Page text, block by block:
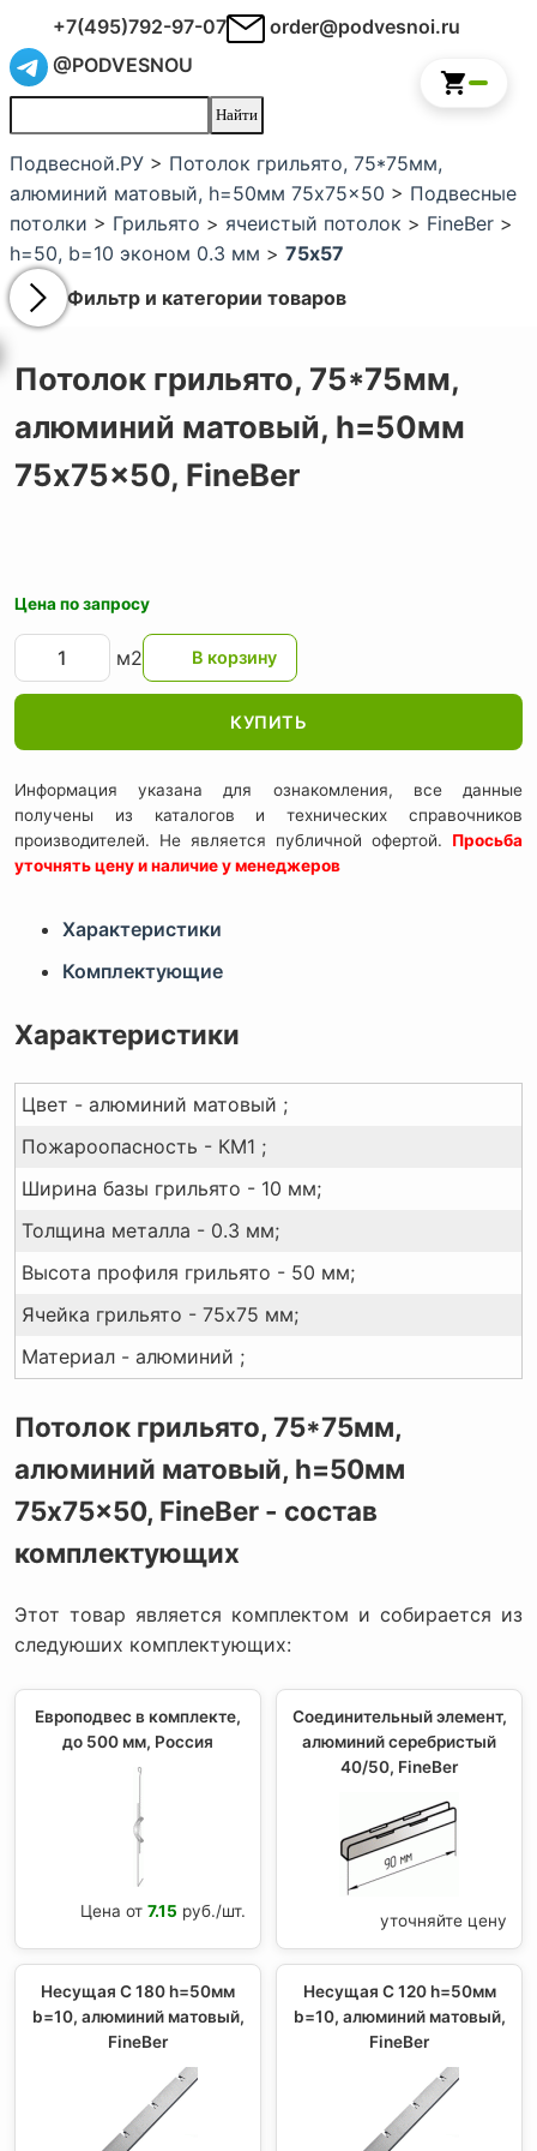
+7(495)792-97-07
order@podvesnoi.ru
@PODVESNOU
Подвесной.РУ > Потолок грильято, 75*75мм,
алюминий матовый, h=50мм 75x75x50 > Подвесные
потолки > Грильято > ячеистый потолок > FineBer >
h=50, b=10 эконом 0.3 мм > 75х57
Фильтр и категории товаров
Потолок грильято, 75*75мм,
алюминий матовый, h=50мм
75x75x50, FineBer
Цена по запросу
м2
КУПИТЬ
Информация указана для ознакомления, все данные
получены из каталогов и технических справочников
производителей. Не является публичной офертой. Просьба
уточнять цену и наличие у менеджеров
Характеристики
Комплектующие
Характеристики
Цвет - алюминий матовый ;
Пожароопасность - КМ1 ;
Ширина базы грильято - 10 мм;
Толщина металла - 0.3 мм;
Высота профиля грильято - 50 мм;
Ячейка грильято - 75x75 мм;
Материал - алюминий ;
Потолок грильято, 75*75мм,
алюминий матовый, h=50мм
75x75x50, FineBer - состав
комплектующих
Этот товар является комплектом и собирается из
следуюших комплектующих:
Европодвес в комплекте,
до 500 мм, Россия
Цена от 7.15 руб./шт.
Соединительный элемент,
алюминий серебристый
40/50, FineBer
уточняйте цену
Несущая С 180 h=50мм
b=10, алюминий матовый,
FineBer
Несущая С 120 h=50мм
b=10, алюминий матовый,
FineBer